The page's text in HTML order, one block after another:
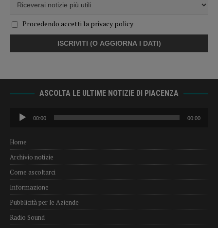
Procedendo accetti la privacy policy
ASCOLTA LE ULTIME NOTIZIE DI PIACENZA
Audio
Player
00:00 00:00
Home
Archivio notizie
Come ascoltarci
Informazione
Pubblicità per le Aziende
Radio Sound